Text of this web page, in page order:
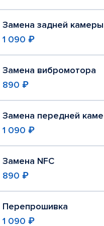
Замена задней камеры
1 090 ₽
Замена вибромотора
890 ₽
Замена передней
1 090 ₽
Замена NFC
890 ₽
Перепрошивка
1 090 ₽